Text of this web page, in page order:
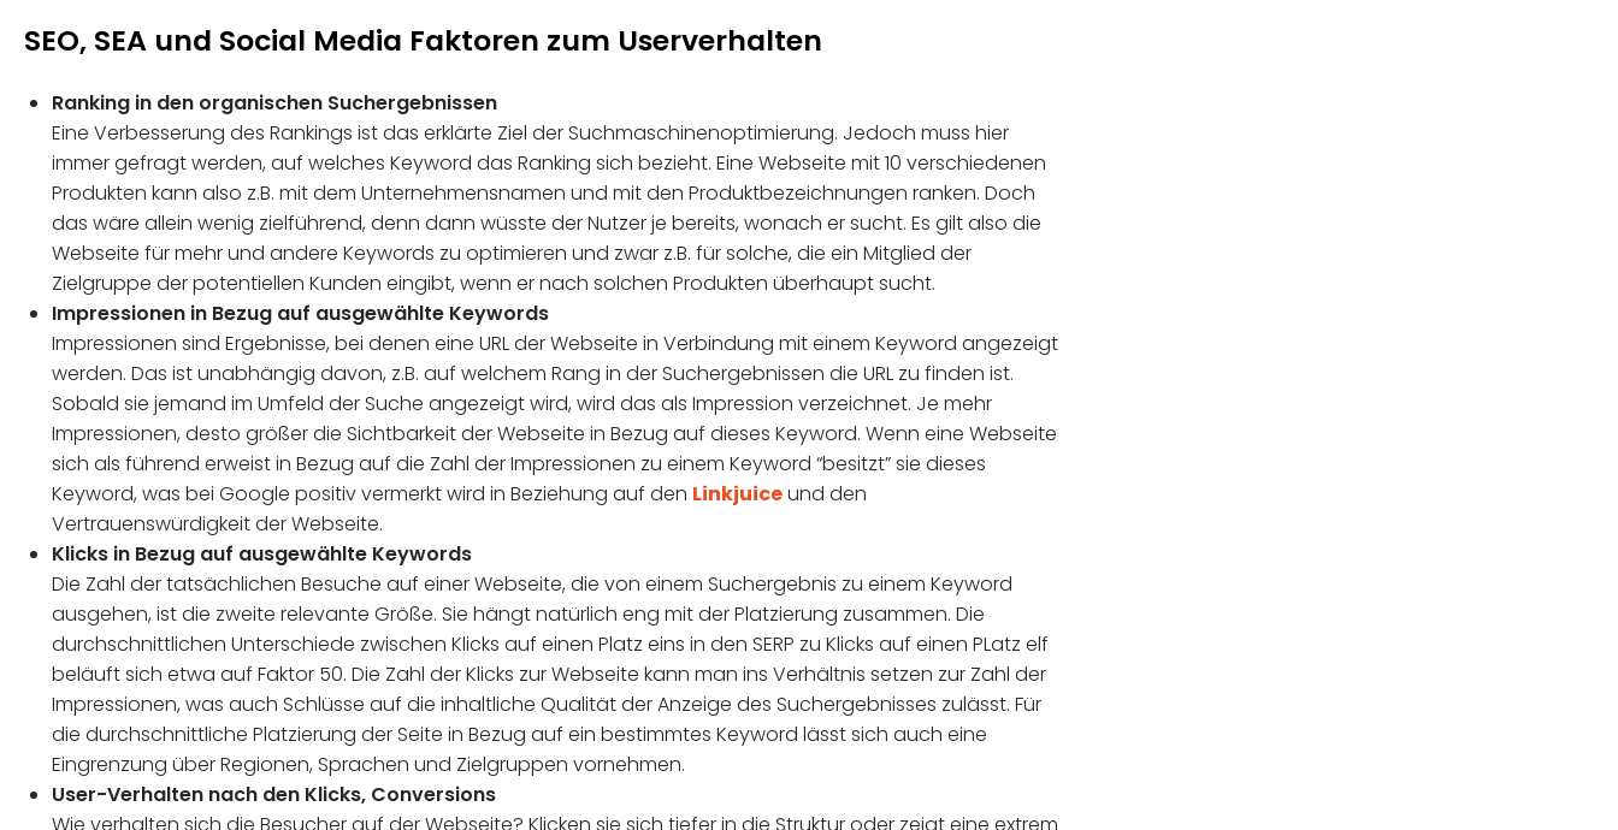
SEO, SEA und Social Media Faktoren zum Userverhalten
Ranking in den organischen Suchergebnissen
Eine Verbesserung des Rankings ist das erklärte Ziel der Suchmaschinenoptimierung. Jedoch muss hier
immer gefragt werden, auf welches Keyword das Ranking sich bezieht. Eine Webseite mit 10 verschiedenen
Produkten kann also z.B. mit dem Unternehmensnamen und mit den Produktbezeichnungen ranken. Doch
das wäre allein wenig zielführend, denn dann wüsste der Nutzer je bereits, wonach er sucht. Es gilt also die
Webseite für mehr und andere Keywords zu optimieren und zwar z.B. für solche, die ein Mitglied der
Zielgruppe der potentiellen Kunden eingibt, wenn er nach solchen Produkten überhaupt sucht.
Impressionen in Bezug auf ausgewählte Keywords
Impressionen sind Ergebnisse, bei denen eine URL der Webseite in Verbindung mit einem Keyword angezeigt
werden. Das ist unabhängig davon, z.B. auf welchem Rang in der Suchergebnissen die URL zu finden ist.
Sobald sie jemand im Umfeld der Suche angezeigt wird, wird das als Impression verzeichnet. Je mehr
Impressionen, desto größer die Sichtbarkeit der Webseite in Bezug auf dieses Keyword. Wenn eine Webseite
sich als führend erweist in Bezug auf die Zahl der Impressionen zu einem Keyword “besitzt” sie dieses
Keyword, was bei Google positiv vermerkt wird in Beziehung auf den Linkjuiceund den
Vertrauenswürdigkeit der Webseite.
Klicks in Bezug auf ausgewählte Keywords
Die Zahl der tatsächlichen Besuche auf einer Webseite, die von einem Suchergebnis zu einem Keyword
ausgehen, ist die zweite relevante Größe. Sie hängt natürlich eng mit der Platzierung zusammen. Die
durchschnittlichen Unterschiede zwischen Klicks auf einen Platz eins in den SERP zu Klicks auf einen PLatz elf
beläuft sich etwa auf Faktor 50. Die Zahl der Klicks zur Webseite kann man ins Verhältnis setzen zur Zahl der
Impressionen, was auch Schlüsse auf die inhaltliche Qualität der Anzeige des Suchergebnisses zulässt. Für
die durchschnittliche Platzierung der Seite in Bezug auf ein bestimmtes Keyword lässt sich auch eine
Eingrenzung über Regionen, Sprachen und Zielgruppen vornehmen.
User-Verhalten nach den Klicks, Conversions